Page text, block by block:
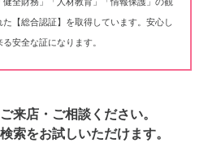
全財務」「人材教育」「情報保護」の観
【総合認証】を取得しています。安心し
安全な証になります。
来店・ご相談ください。
索をお試しいただけます。